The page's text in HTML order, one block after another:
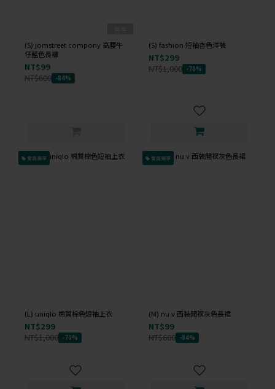
(S) jomstreet compony 高腰牛
仔藍色長褲
NT$99
NT$600 -84%
(S) fashion 短袖杏色洋裝
NT$299
NT$1,000 -70%
會員獨享
(L) uniqlo 棉質棕色短袖上衣
NT$299
NT$1,000 -70%
會員獨享
(M) nu v 西裝開衩灰色長裙
NT$99
NT$600 -84%